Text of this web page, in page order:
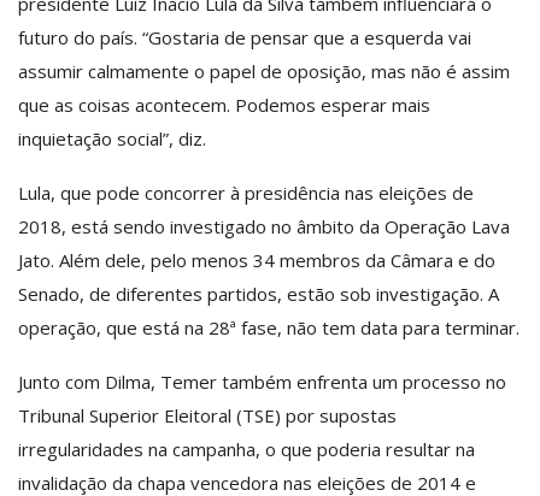
futuro do país. “Gostaria de pensar que a esquerda vai
assumir calmamente o papel de oposição, mas não é assim
que as coisas acontecem. Podemos esperar mais
inquietação social”, diz.
Lula, que pode concorrer à presidência nas eleições de
2018, está sendo investigado no âmbito da Operação Lava
Jato. Além dele, pelo menos 34 membros da Câmara e do
Senado, de diferentes partidos, estão sob investigação. A
operação, que está na 28ª fase, não tem data para terminar.
Junto com Dilma, Temer também enfrenta um processo no
Tribunal Superior Eleitoral (TSE) por supostas
irregularidades na campanha, o que poderia resultar na
invalidação da chapa vencedora nas eleições de 2014 e